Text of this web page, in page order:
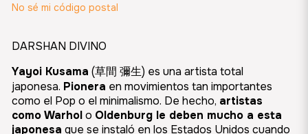
No sé mi código postal
DARSHAN DIVINO
Yayoi Kusama (草間 彌生) es una artista total
japonesa. Pionera en movimientos tan importantes
como el Pop o el minimalismo. De hecho, artistas
como Warholo Oldenburgle deben mucho a esta
japonesa que se instaló en los Estados Unidos cuando